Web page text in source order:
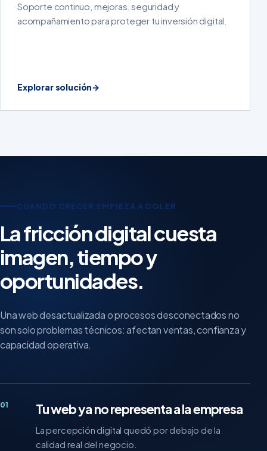
Soporte continuo, mejoras, seguridad y
acompañamiento para proteger tu inversión digital.
Explorar solución→
CUANDO CRECER EMPIEZA A DOLER
La fricción digital cuesta
imagen, tiempo y
oportunidades.
Una web desactualizada o procesos desconectados no
son solo problemas técnicos: afectan ventas, confianza y
capacidad operativa.
01 Tu web ya no representa a la empresa
La percepción digital quedó por debajo de la
calidad real del negocio.